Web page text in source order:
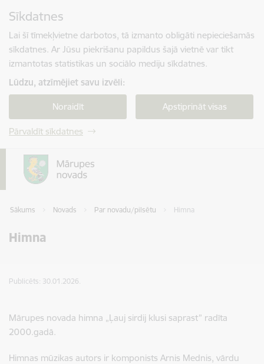
Sīkdatnes
Lai šī tīmekļvietne darbotos, tā izmanto obligāti nepieciešamās
sīkdatnes. Ar Jūsu piekrišanu papildus šajā vietnē var tikt
izmantotas statistikas un sociālo mediju sīkdatnes.
Lūdzu, atzīmējiet savu izvēli:
Noraidīt Apstiprināt visas
Pārvaldīt sīkdatnes
Sākums Novads Par novadu/pilsētu Himna
Himna
Publicēts: 30.01.2026.
Mārupes novada himna „Ļauj sirdij klusi saprast” radīta
2000.gadā.
Himnas mūzikas autors ir komponists Arnis Mednis, vārdu